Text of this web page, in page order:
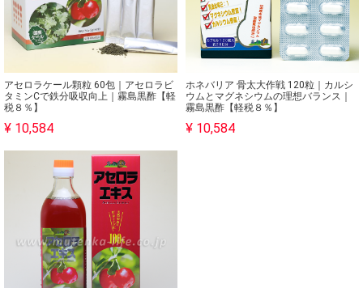
アセロラケール顆粒 60包｜アセロラビ
タミンCで鉄分吸収向上｜霧島黒酢【軽
税８％】
¥ 10,584
ホネバリア 骨太大作戦 120粒｜カルシ
ウムとマグネシウムの理想バランス｜
霧島黒酢【軽税８％】
¥ 10,584